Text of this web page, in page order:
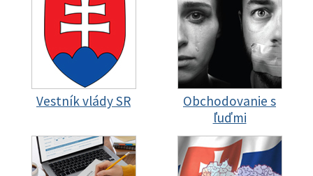
Vestník vlády SR
Obchodovanie s
ľuďmi